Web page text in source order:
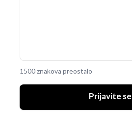
1500 znakova preostalo
Prijavite se